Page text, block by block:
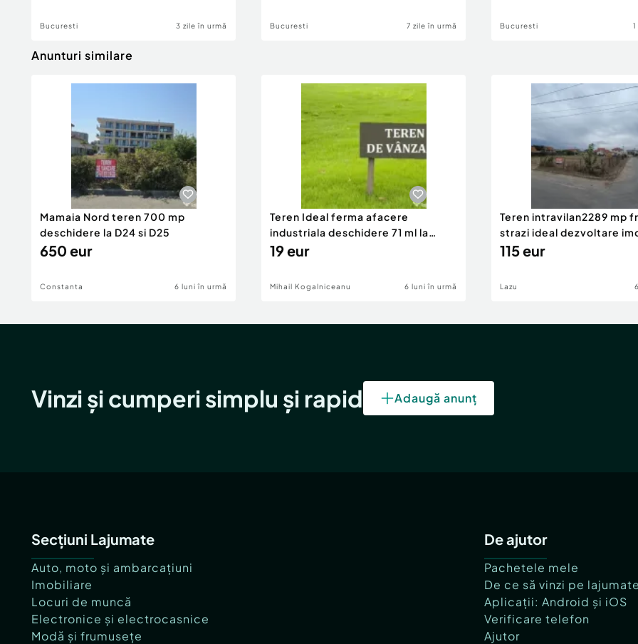
Bucuresti 3 zile în urmă Bucuresti 7 zile în urmă Bucuresti
Anunturi similare
Mamaia Nord teren 700 mp
deschidere la D24 si D25
650 eur
Constanta 6 luni în urmă
Teren Ideal ferma afacere
industriala deschidere 71 ml la
DN2A
19 eur
Mihail Kogalniceanu 6 luni în urmă
Teren intravilan2289 mp
strazi ideal dezvoltare
115 eur
Lazu
Vinzi și cumperi simplu și rapid Adaugă anunț
Secțiuni Lajumate
Auto, moto și ambarcațiuni
Imobiliare
Locuri de muncă
Electronice și electrocasnice
Modă și frumusețe
De ajutor
Pachetele mele
De ce să vinzi pe
Aplicații: Android și iOS
Verificare telefon
Ajutor